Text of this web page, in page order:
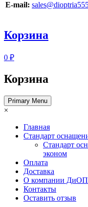
E-mail:
Корзина
0 ₽
Корзина
Primary Menu
×
Главная
Стандарт
Стандарт
эконом
Оплата
Доставка
О компании
Контакты
Оставить отзыв